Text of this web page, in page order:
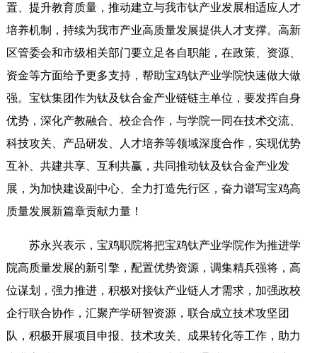
置、提升教育质量，推动建立与我市钛产业发展相适应人才
培养机制，持续为我市产业高质量发展提供人才支撑。高新
区管委会和市级相关部门要立足各自职能，在政策、资源、
资金等方面给予更多支持，帮助宝鸡钛产业学院快速做大做
强。宝钛集团作为钛及钛合金产业链链主单位，要发挥自身
优势，深化产教融合、校企合作，与学院一同在技术交流、
科技攻关、产品研发、人才培养等领域深度合作，实现优势
互补、共建共享、互利共赢，共同推动钛及钛合金产业发
展，为加快建设副中心、全力打造先行区，奋力谱写宝鸡高
质量发展新篇章贡献力量！
苏永兴表示，宝鸡职院将把宝鸡钛产业学院作为推进学
院高质量发展的新引擎，配置优势资源，调集精兵强将，高
位谋划，强力推进，积极对接钛产业链人才需求，加强政校
企行联合协作，汇聚产学研智资源，联合成立技术攻坚团
队，积极开展项目申报、技术攻关、成果转化等工作，助力